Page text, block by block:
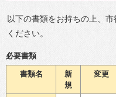
以下の書類をお持ちの上、
ください。
必要書類
書類名
新
規
変更